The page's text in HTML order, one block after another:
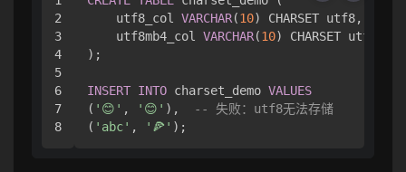
2
3
4
5
6
7
    utf8_col
VARCHAR(10) CHARSET utf8,
    utf8mb4_col
VARCHAR(10) CHARSET utf8mb4
);
INSERT INTO charset_demo VALUES
( '😊' , '😊' ),
-- 失败：utf8无法存储
( 'abc' , '🍕'